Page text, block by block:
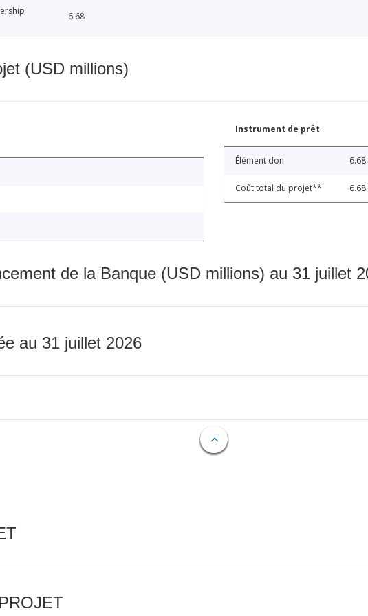
6.68
(USD millions)
Instrument de prêt
Élément don 6.68
Coût total du projet** 6.68
de la Banque (USD millions) au 31 juillet
au 31 juillet 2026